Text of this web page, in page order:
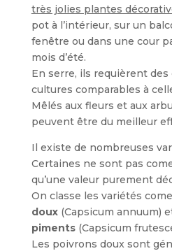
très jolies plantes
pot à l’intérieur, sur un
fenêtre ou dans une cour
mois d’été.
En serre, ils requièrent
cultures comparables à
Mêlés aux fleurs et aux
peuvent être du meilleur
Il existe de nombreuses
Certaines ne sont pas
qu’une valeur purement
On classe les variétés
doux(Capsicum annuum)
piments(Capsicum
Les poivrons doux sont